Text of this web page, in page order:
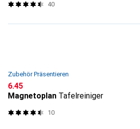
40
Zubehör Präsentieren
CHF
6.45
Magnetoplan Tafelreiniger
10